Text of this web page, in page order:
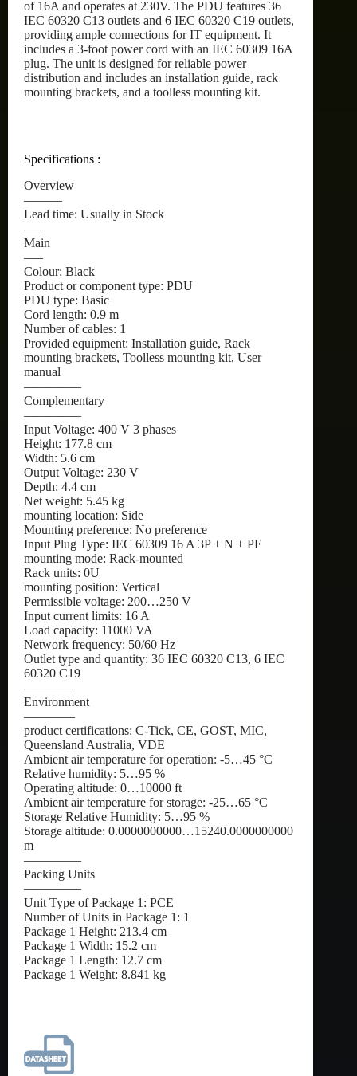
of 16A and operates at 230V. The PDU features 36
IEC 60320 C13 outlets and 6 IEC 60320 C19 outlets,
providing ample connections for IT equipment. It
includes a 3-foot power cord with an IEC 60309 16A
plug. The unit is designed for reliable power
distribution and includes an installation guide, rack
mounting brackets, and a toolless mounting kit.
Specifications :
Overview
———
Lead time: Usually in Stock
—–
Main
—–
Colour: Black
Product or component type: PDU
PDU type: Basic
Cord length: 0.9 m
Number of cables: 1
Provided equipment: Installation guide, Rack
mounting brackets, Toolless mounting kit, User
manual
————–
Complementary
————–
Input Voltage: 400 V 3 phases
Height: 177.8 cm
Width: 5.6 cm
Output Voltage: 230 V
Depth: 4.4 cm
Net weight: 5.45 kg
mounting location: Side
Mounting preference: No preference
Input Plug Type: IEC 60309 16 A 3P + N + PE
mounting mode: Rack-mounted
Rack units: 0U
mounting position: Vertical
Permissible voltage: 200…250 V
Input current limits: 16 A
Load capacity: 11000 VA
Network frequency: 50/60 Hz
Outlet type and quantity: 36 IEC 60320 C13, 6 IEC
60320 C19
————
Environment
————
product certifications: C-Tick, CE, GOST, MIC,
Queensland Australia, VDE
Ambient air temperature for operation: -5…45 °C
Relative humidity: 5…95 %
Operating altitude: 0…10000 ft
Ambient air temperature for storage: -25…65 °C
Storage Relative Humidity: 5…95 %
Storage altitude: 0.0000000000…15240.0000000000
m
————–
Packing Units
————–
Unit Type of Package 1: PCE
Number of Units in Package 1: 1
Package 1 Height: 213.4 cm
Package 1 Width: 15.2 cm
Package 1 Length: 12.7 cm
Package 1 Weight: 8.841 kg